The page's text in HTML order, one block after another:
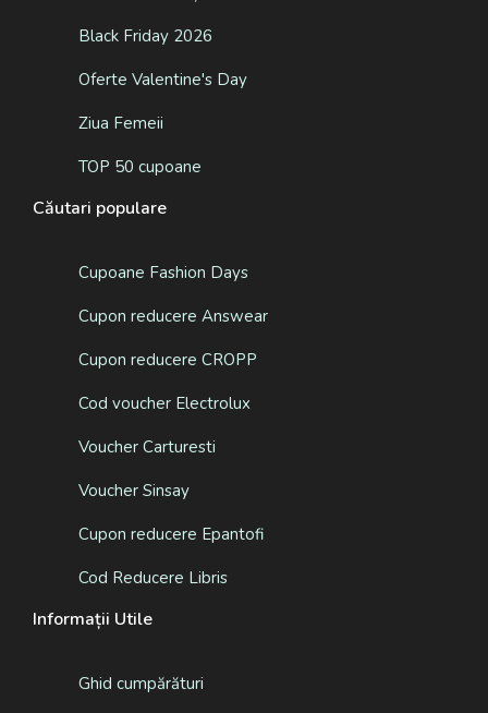
Black Friday 2026
Oferte Valentine's Day
Ziua Femeii
TOP 50 cupoane
Căutari populare
Cupoane Fashion Days
Cupon reducere Answear
Cupon reducere CROPP
Cod voucher Electrolux
Voucher Carturesti
Voucher Sinsay
Cupon reducere Epantofi
Cod Reducere Libris
Informații Utile
Ghid cumpărături